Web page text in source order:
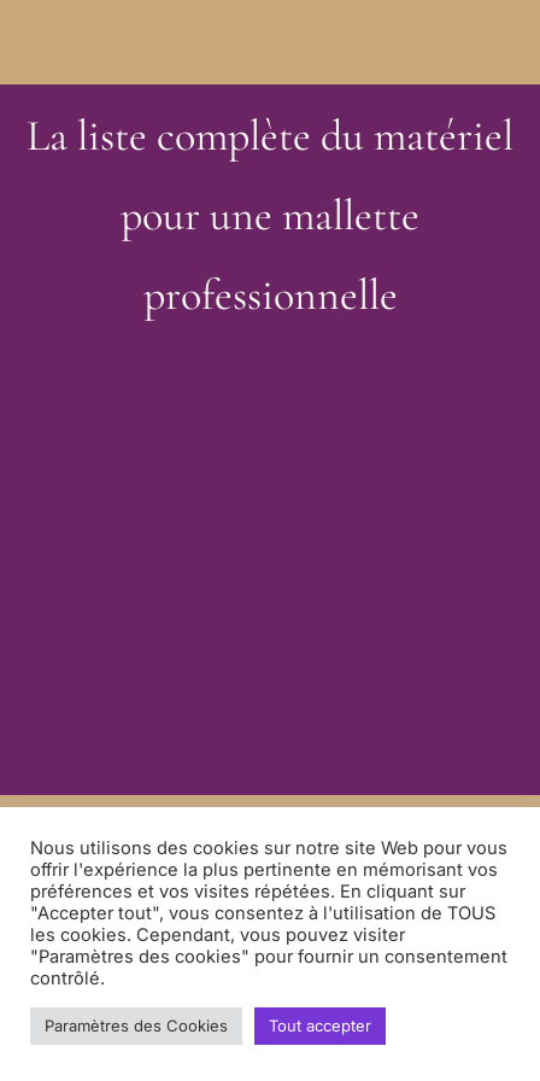
La liste complète du matériel
pour une mallette
professionnelle
Nous utilisons des cookies sur notre site Web pour vous
offrir l'expérience la plus pertinente en mémorisant vos
préférences et vos visites répétées. En cliquant sur
"Accepter tout", vous consentez à l'utilisation de TOUS
les cookies. Cependant, vous pouvez visiter
"Paramètres des cookies" pour fournir un consentement
contrôlé.
Paramètres des Cookies Tout accepter